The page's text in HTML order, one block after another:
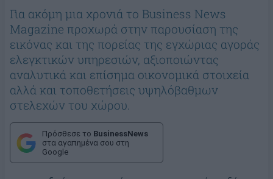
Για ακόμη μια χρονιά το Business News
Magazine προχωρά στην παρουσίαση της
εικόνας και της πορείας της εγχώριας αγοράς
ελεγκτικών υπηρεσιών, αξιοποιώντας
αναλυτικά και επίσημα οικονομικά στοιχεία
αλλά και τοποθετήσεις υψηλόβαθμων
στελεχών του χώρου.
Πρόσθεσε το BusinessNews
στα αγαπημένα σου στη
Google